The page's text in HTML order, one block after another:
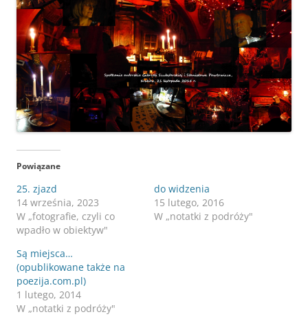
Powiązane
25. zjazd
14 września, 2023
W „fotografie, czyli co
wpadło w obiektyw"
do widzenia
15 lutego, 2016
W „notatki z podróży"
Są miejsca…
(opublikowane także na
poezija.com.pl)
1 lutego, 2014
W „notatki z podróży"